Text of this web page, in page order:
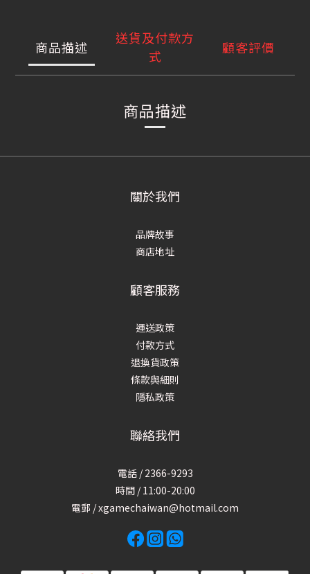
商品描述
送貨及付款方
式
顧客評價
商品描述
關於我們
品牌故事
商店地址
顧客服務
運送政策
付款方式
退換貨政策
條款與細則
隱私政策
聯絡我們
電話 / 2366-9293
時間 / 11:00-20:00
電郵 / xgamechaiwan@hotmail.com